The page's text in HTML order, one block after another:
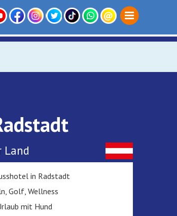
Land
in Radstadt
Golf, Wellness
mit Hund